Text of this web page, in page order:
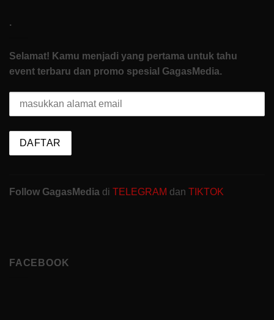
.
Selamat! Kamu menjadi yang pertama untuk tahu
event terbaru dan promo spesial GagasMedia.
Follow GagasMedia di TELEGRAM dan TIKTOK
FACEBOOK